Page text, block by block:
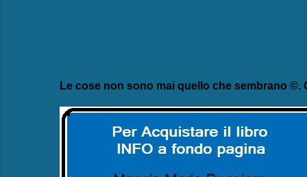
Le cose non sono mai quello che sembrano ©.